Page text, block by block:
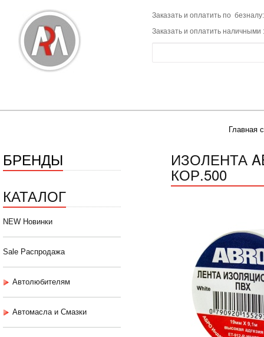
Заказать и оплатить по
Заказать и оплатить наличными
Главная
БРЕНДЫ
КАТАЛОГ
NEW Новинки
Sale Распродажа
Автолюбителям
Автомасла и Смазки
ИЗОЛЕНТА
КОР.500